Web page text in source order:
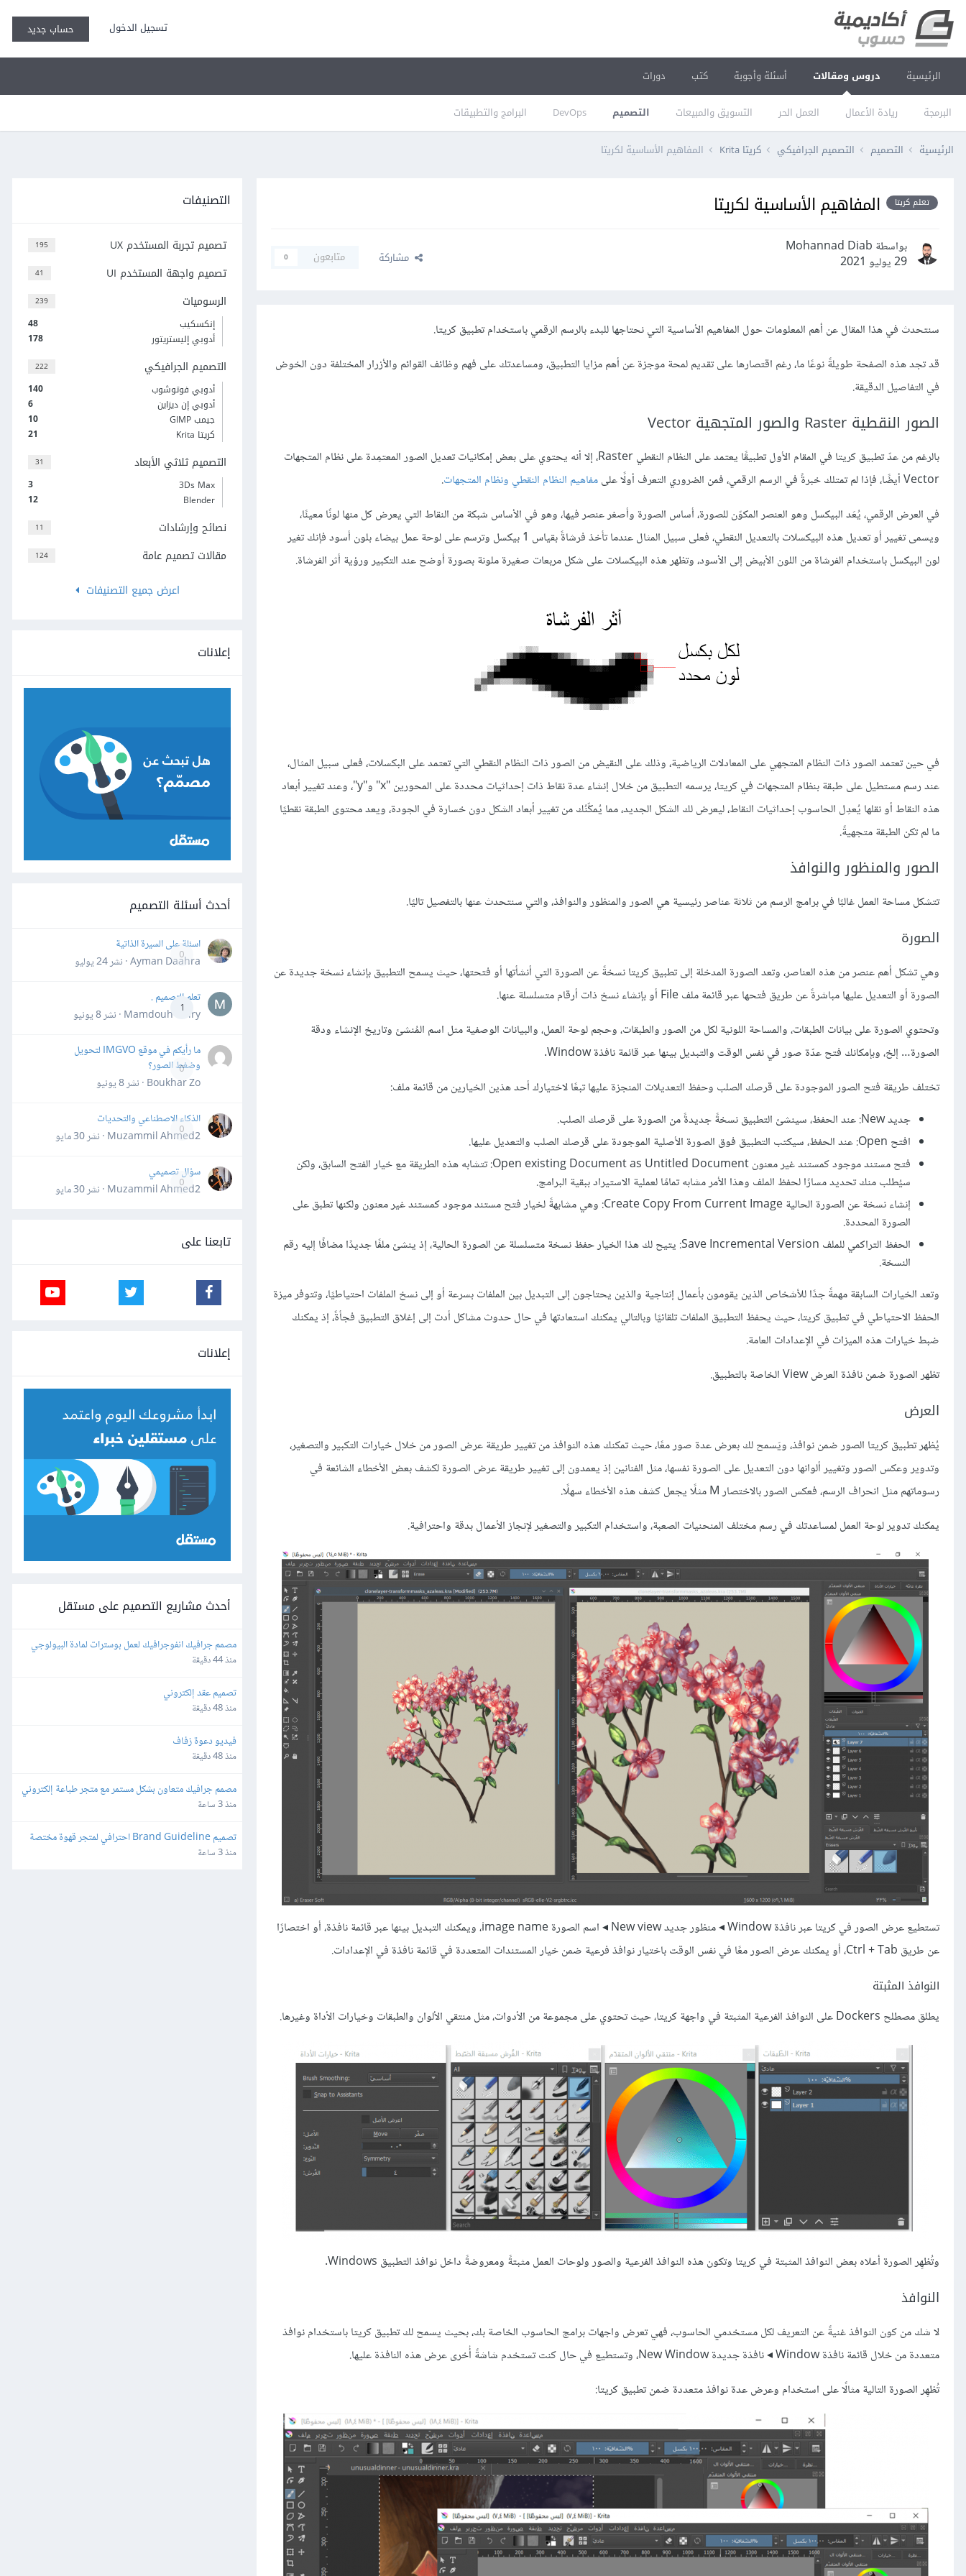
تسجيل الدخول حساب جديد
الرئيسية دروس ومقالات
البرمجة ريادة الأعمال العمل الحر التسويق والمبيعات التصميم DevOps البرامج والتطبيقات
أسئلة وأجوبة كتب دورات
الرئيسية التصميم التصميم الجرافيكي كريتا Krita المفاهيم الأساسية لكريتا
تعلم كريتا المفاهيم الأساسية لكريتا
بواسطة Mohannad Diab
29 يوليو 2021
مشاركة متابعون 0
سنتحدث في هذا المقال عن أهم المعلومات حول المفاهيم الأساسية التي نحتاجها للبدء بالرسم الرقمي باستخدام تطبيق كريتا.
قد تجد هذه الصفحة طويلةً نوعًا ما، رغم اقتصارها على تقديم لمحة موجزة عن أهم مزايا التطبيق، ومساعدتك على فهم وظائف القوائم والأزرار المختلفة دون الخوض
في التفاصيل الدقيقة.
الصور النقطية Raster والصور المتجهية Vector
بالرغم من عدّ تطبيق كريتا في المقام الأول تطبيقًا يعتمد على النظام النقطي Raster، إلا أنه يحتوي على بعض إمكانيات تعديل الصور المعتمِدة على نظام المتجهات
Vector أيضًا، فإذا لم تمتلك خبرةً في الرسم الرقمي، فمن الضروري التعرف أولًا على
مفاهيم النظام النقطي ونظام المتجهات.
في العرض الرقمي، يُعَد البيكسل وهو العنصر المكوّن للصورة، أساس الصورة وأصغر عنصر فيها، وهو في الأساس شبكة من النقاط التي يعرض كل منها لونًا معينًا،
ويسمى تغيير أو تعديل هذه البيكسلات بالتعديل النقطي، فعلى سبيل المثال عندما تأخذ فرشاةً بقياس 1 بيكسل وترسم على لوحة عمل بيضاء بلون أسود فإنك تغير
لون البيكسل باستخدام الفرشاة من اللون الأبيض إلى الأسود، وتظهر هذه البيكسلات على شكل مربعات صغيرة ملونة بصورة أوضح عند التكبير ورؤية أثر الفرشاة.
في حين تعتمد الصور ذات النظام المتجهي على المعادلات الرياضية، وذلك على النقيض من الصور ذات النظام النقطي التي تعتمد على البكسلات، فعلى سبيل المثال،
عند رسم مستطيل على طبقة بنظام المتجهات في كريتا، يرسمه التطبيق من خلال إنشاء عدة نقاط ذات إحداثيات محددة على المحورين "x" و"y"، وعند تغيير أبعاد
هذه النقاط أو نقلها يُعدِل الحاسوب إحداثيات النقاط، ليعرض لك الشكل الجديد، مما يُمكِّنُك من تغيير أبعاد الشكل دون خسارة في الجودة، ويعد محتوى الطبقة نقطيًا
ما لم تكن الطبقة متجهيةً.
الصور والمنظور والنوافذ
تتشكل مساحة العمل غالبًا في برامج الرسم من ثلاثة عناصر رئيسية هي الصور والمنظور والنوافذ، والتي سنتحدث عنها بالتفصيل تاليًا.
الصورة
وهي تشكل أهم عنصر من هذه العناصر، وتعد الصورة المدخلة إلى تطبيق كريتا نسخةً عن الصورة التي أنشأتها أو فتحتها، حيث يسمح التطبيق بإنشاء نسخة جديدة عن
الصورة أو التعديل عليها مباشرةً عن طريق فتحها عبر قائمة ملف File أو بإنشاء نسخ ذات أرقام متسلسلة عنها.
وتحتوي الصورة على بيانات الطبقات، والمساحة اللونية لكل من الصور والطبقات، وحجم لوحة العمل، والبيانات الوصفية مثل اسم المُنشئ وتاريخ الإنشاء ودقة
الصورة… إلخ، وبإمكانك فتح عدّة صور في نفس الوقت والتبديل بينها عبر قائمة نافذة Window.
تختلف طريقة فتح الصور الموجودة على قرصك الصلب وحفظ التعديلات المنجزة عليها تبعًا لاختيارك أحد هذين الخيارين من قائمة ملف:
جديد New: عند الحفظ، سينشئ التطبيق نسخةً جديدةً من الصورة على قرصك الصلب.
افتح Open: عند الحفظ، سيكتب التطبيق فوق الصورة الأصلية الموجودة على قرصك الصلب والتعديل عليها.
فتح مستند موجود كمستند غير معنون Open existing Document as Untitled Document: تتشابه هذه الطريقة مع خيار الفتح السابق، ولكن
سيُطلب منك تحديد مسارًا لحفظ الملف وهذا الأمر مشابه تمامًا لعملية الاستيراد ببقية البرامج.
إنشاء نسخة عن الصورة الحالية Create Copy From Current Image: وهي مشابهةً لخيار فتح مستند موجود كمستند غير معنون ولكنها تطبق على
الصورة المحددة.
الحفظ التراكمي للملف Save Incremental Version: يتيح لك هذا الخيار حفظ نسخة متسلسلة عن الصورة الحالية، إذ ينشئ ملفًا جديدًا مضافًا إليه رقم
النسخة.
وتعد الخيارات السابقة مهمةً جدًا للأشخاص الذين يقومون بأعمال إنتاجية والذين يحتاجون إلى التبديل بين الملفات بسرعة أو إلى نسخ الملفات احتياطيًا، وتتوفر ميزة
الحفظ الاحتياطي في تطبيق كريتا، حيث يحفظ التطبيق الملفات تلقائيًا وبالتالي يمكنك استعادتها في حال حدوث مشاكل أدت إلى إغلاق التطبيق فجأةً، إذ يمكنك
ضبط خيارات هذه الميزات في الإعدادات العامة.
تظهر الصورة ضمن نافذة العرض View الخاصة بالتطبيق.
العرض
يُظهر تطبيق كريتا الصور ضمن نوافذ، ويَسمح لك بعرض عدة صور معًا، حيث تمكنك هذه النوافذ من تغيير طريقة عرض الصور من خلال خيارات التكبير والتصغير،
وتدوير وعكس الصور وتغيير ألوانها دون التعديل على الصورة نفسها، مثل الفنانين إذ يعمدون إلى تغيير طريقة عرض الصورة لكشف بعض الأخطاء الشائعة في
رسوماتهم مثل انحراف الرسم، فعكس الصور بالاختصار M مثلًا يجعل كشف هذه الأخطاء سهلًا.
يمكنك تدوير لوحة العمل لمساعدتك في رسم مختلف المنحنيات الصعبة، واستخدام التكبير والتصغير لإنجاز الأعمال بدقة واحترافية.
تستطيع عرض الصور في كريتا عبر نافذة Window ◂ منظور جديد New view ◂ اسم الصورة image name، ويمكنك التبديل بينها عبر قائمة نافذة، أو اختصارًا
عن طريق Ctrl + Tab، أو يمكنك عرض الصور معًا في نفس الوقت باختيار نوافذ فرعية ضمن خيار المستندات المتعددة في قائمة نافذة في الإعدادات.
النوافذ المثبتة
يطلق مصطلح Dockers على النوافذ الفرعية المثبتة في واجهة كريتا، حيث تحتوي على مجموعة من الأدوات، مثل منتقي الألوان والطبقات وخيارات الأداة وغيرها.
وتُظهِر الصورة أعلاه بعض النوافذ المثبتة في كريتا وتكون هذه النوافذ الفرعية والصور ولوحات العمل مثبتةً ومعروضةً داخل نوافذ التطبيق Windows.
النوافذ
لا شك من كون النوافذ غنيةً عن التعريف لكل مستخدمي الحاسوب، فهي تعرض واجهات برامج الحاسوب الخاصة بك، بحيث يسمح لك تطبيق كريتا باستخدام نوافذ
متعددة من خلال قائمة نافذة Window ◂ نافذة جديدة New Window، وتستطيع في حال كنت تستخدم شاشةً أُخرى عرض هذه النافذة عليها.
تُظهِر الصورة التالية مثالًا على استخدام وعرض عدة نوافذ متعددة ضمن تطبيق كريتا:
التصنيفات
195 تصميم تجربة المستخدم UX
41 تصميم واجهة المستخدم UI
239 الرسوميات
48
إنكسكيب
178
أدوبي إليستريتور
222 التصميم الجرافيكي
140
أدوبي فوتوشوب
6
أدوبي إن ديزاين
10
جيمب GIMP
21
كريتا Krita
31 التصميم ثلاثي الأبعاد
3
3Ds Max
12
Blender
11 نصائح وإرشادات
124
مقالات تصميم عامة
اعرض جميع التصنيفات
إعلانات
أحدث أسئلة التصميم
0
اسئلة على السيرة الذاتية
Ayman Daahra · نشر
24 يوليو
1
تعلم التصميم .
Mamdouh Khiry · نشر
8 يونيو
0
ما رأيكم في موقع IMGVO لتحويل
وضغط الصور؟
Boukhar Zo · نشر
8 يونيو
0
الذكاء الاصطناعي والتحديات
Muzammil Ahmed2 · نشر
30 مايو
0
سؤال تصميمي
Muzammil Ahmed2 · نشر
30 مايو
تابعنا على
إعلانات
أحدث مشاريع التصميم على مستقل
باللغة الإنجليزية بطريقة كرياتيف
منذ 44 دقيقة
تصميم عقد إلكتروني
منذ 48 دقيقة
فيديو دعوة زفاف
منذ 48 دقيقة
مصمم جرافيك متعاون بشكل مستمر مع متجر طباعة إلكتروني
منذ 3 ساعة
(هوية جاهزة)
منذ 3 ساعة